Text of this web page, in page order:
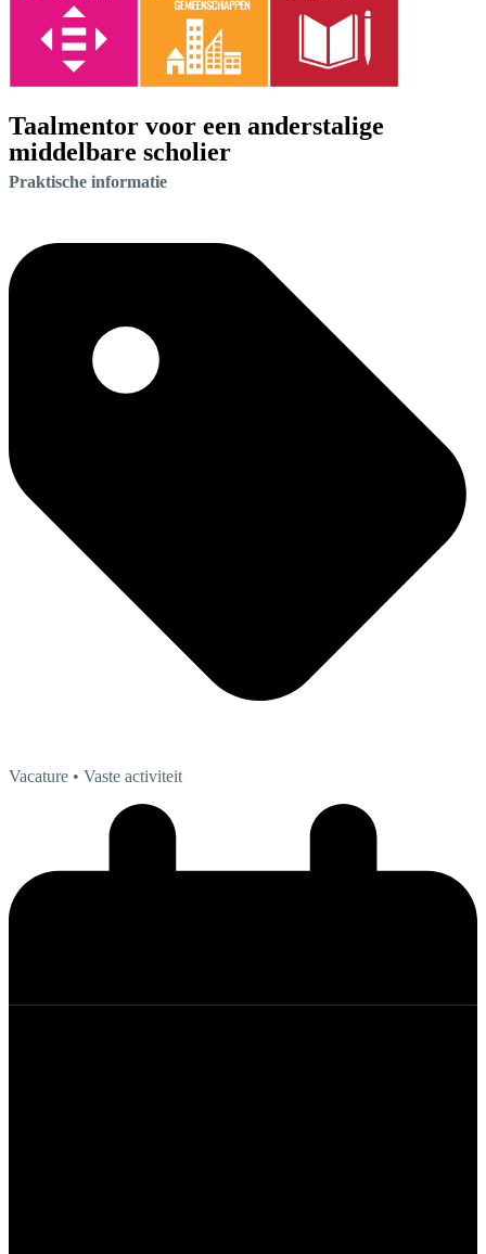
Taalmentor voor een anderstalige
middelbare scholier
Praktische informatie
Vacature • Vaste activiteit